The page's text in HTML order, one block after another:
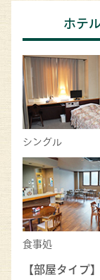
ホテ
シングル
食事処
【部屋タイプ】